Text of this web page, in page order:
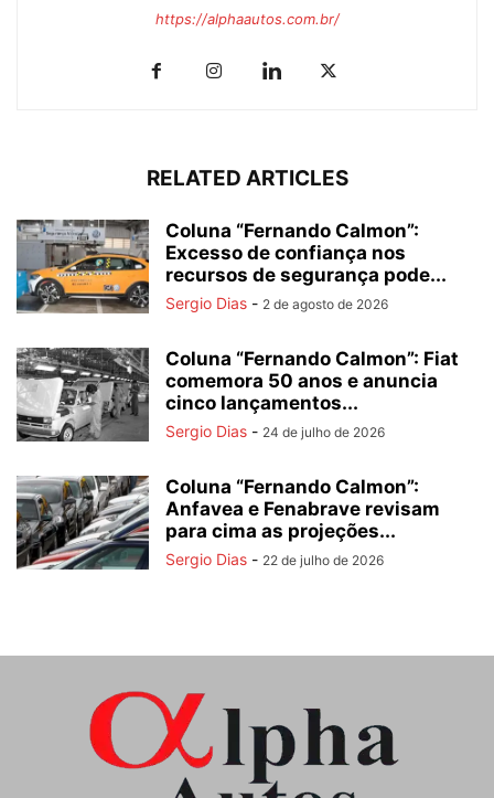
https://alphaautos.com.br/
RELATED ARTICLES
Coluna “Fernando Calmon”:
Excesso de confiança nos
recursos de segurança pode...
Sergio Dias - 2 de agosto de 2026
Coluna “Fernando Calmon”: Fiat
comemora 50 anos e anuncia
cinco lançamentos...
Sergio Dias - 24 de julho de 2026
Coluna “Fernando Calmon”:
Anfavea e Fenabrave revisam
para cima as projeções...
Sergio Dias - 22 de julho de 2026